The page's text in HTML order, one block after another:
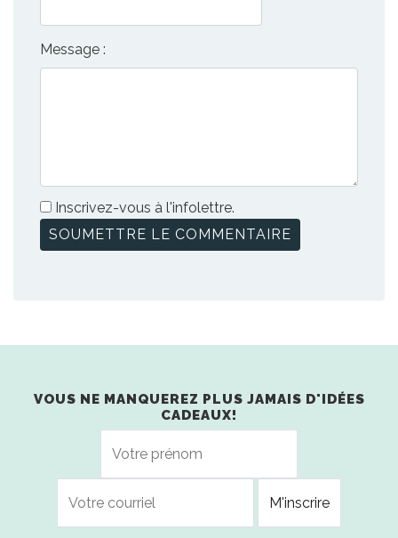
Message :
Inscrivez-vous à l'infolettre.
VOUS NE MANQUEREZ PLUS JAMAIS D'IDÉES
CADEAUX!